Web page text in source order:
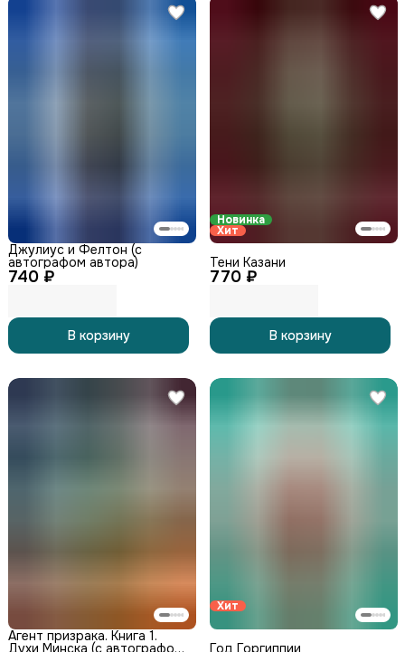
740 ₽
Джулиус и Фелтон (с
автографом автора)
В корзину
Новинка
Хит
770 ₽
Тени Казани
В корзину
Агент призрака. Книга 1.
Духи Минска (с автографом
Хит
Год Горгиппии